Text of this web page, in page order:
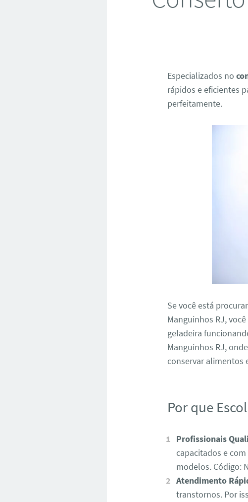
Especializados no
rápidos e eficientes
perfeitamente.
Se você está
Manguinhos RJ,
geladeira
Manguinhos RJ,
conservar alimentos
Por que
Profissionais
capacitados e
modelos. Código:
Atendimento
transtornos. Por